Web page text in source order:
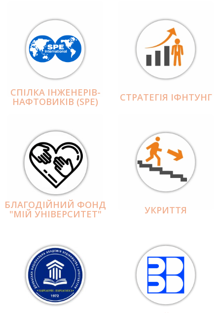
СПІЛКА ІНЖЕНЕРІВ-
НАФТОВИКІВ (SPE) СТРАТЕГІЯ ІФНТУНГ
БЛАГОДІЙНИЙ ФОНД
"МІЙ УНІВЕРСИТЕТ" УКРИТТЯ